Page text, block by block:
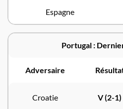
Espagne
Portugal :
Adversaire
Croatie V (2-1)